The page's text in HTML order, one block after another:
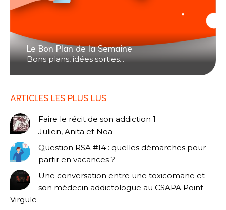
Le Bon Plan de la Semaine
Bons plans, idées sorties...
ARTICLES LES PLUS LUS
Faire le récit de son addiction 1
Julien, Anita et Noa
Question RSA #14 : quelles démarches pour
partir en vacances ?
Une conversation entre une toxicomane et
son médecin addictologue au CSAPA Point-
Virgule